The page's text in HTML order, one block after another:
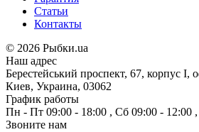
Статьи
Контакты
© 2026 Рыбки.ua
Наш адрес
Берестейський проспект, 67, корпус I,
Киев, Украина, 03062
График работы
Пн - Пт 09:00 - 18:00 , Сб 09:00 - 12:00 ,
Звоните нам